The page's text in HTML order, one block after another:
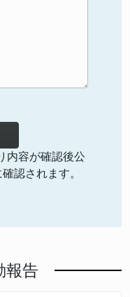
内容が確認後公
認されます。
報告